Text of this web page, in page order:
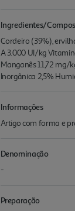
Ingredientes/
Cordeiro (39%),
A 3.000 UI/kg
Manganês 11,72 mg/
Inorgânica 2,5%
Informações
Artigo com forma e
Denominação
-
Preparação